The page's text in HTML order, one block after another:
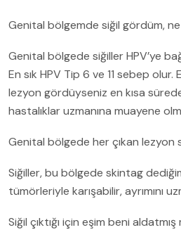
Genital bölgemde siğil gördüm, ne
Genital bölgede siğiller HPV’ye
En sık HPV Tip 6 ve 11 sebep
lezyon gördüyseniz en kısa
hastalıklar uzmanına muayene
Genital bölgede her çıkan lezyon
Siğiller, bu bölgede skintag
tümörleriyle karışabilir, ayrımını
Siğil çıktığı için eşim beni aldatmış